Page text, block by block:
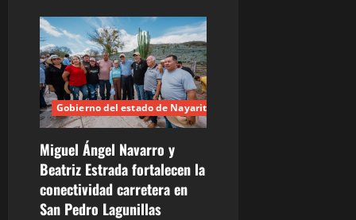
s
Gobierno del estado de Nayarit
Miguel Ángel Navarro y
Beatriz Estrada fortalecen la
conectividad carretera en
San Pedro Lagunillas